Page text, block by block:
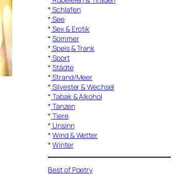
* Schlafen
* See
* Sex & Erotik
*Sommer
* Speis & Trank
* Sport
*Städte
* Strand/Meer
* Silvester & Wechsel
* Tabak & Alkohol
* Tanzen
* Tiere
* Unsinn
*Wind & Wetter
*Winter
Best of Poetry